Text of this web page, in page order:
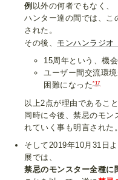
例 以外の何者でもなく、
ハンター達の間では、こ
された。
その後、 モンハンラジオ
15周年という、機
ユーザー間交流環
困難になった*17
以上2点が理由であるこ
同時に今後、禁忌のモ
れていく事も明言された。
そして2019年10月31日
展では、
禁忌のモンスター全種に